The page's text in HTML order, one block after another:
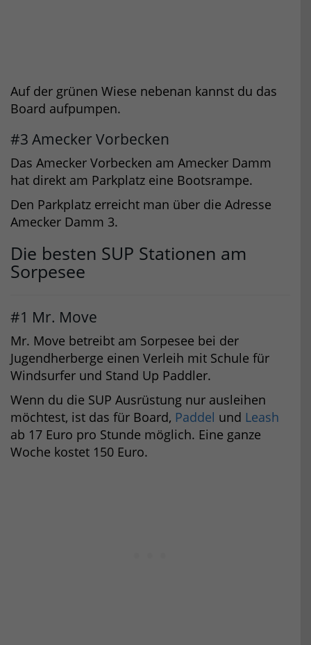
Auf der grünen Wiese nebenan kannst du das
Board aufpumpen.
#3 Amecker Vorbecken
Das Amecker Vorbecken am Amecker Damm
hat direkt am Parkplatz eine Bootsrampe.
Den Parkplatz erreicht man über die Adresse
Amecker Damm 3.
Die besten SUP Stationen am
Sorpesee
#1 Mr. Move
Mr. Move betreibt am Sorpesee bei der
Jugendherberge einen Verleih mit Schule für
Windsurfer und Stand Up Paddler.
Wenn du die SUP Ausrüstung nur ausleihen
möchtest, ist das für Board, Paddel und Leash
ab 17 Euro pro Stunde möglich. Eine ganze
Woche kostet 150 Euro.